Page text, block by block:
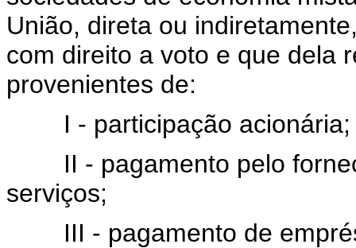
União, direta ou
com direito a voto e que dela
provenientes de:
I - participação acionária;
II - pagamento pelo
serviços;
III - pagamento de